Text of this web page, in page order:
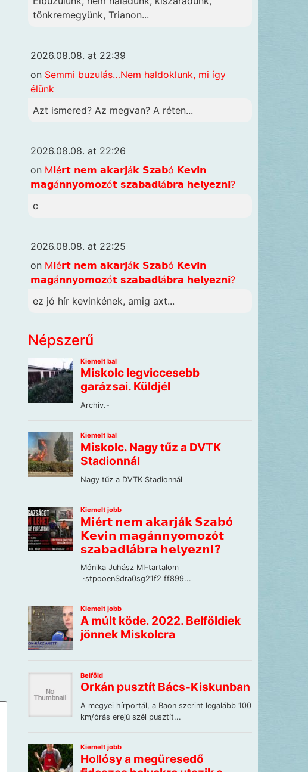
tönkremegyünk, Trianon...
2026.08.08. at 22:39
on Semmi buzulás…Nem haldoklunk, mi így
élünk
Azt ismered? Az megvan? A réten...
2026.08.08. at 22:26
on M𝗶é𝗿𝘁 𝗻𝗲𝗺 𝗮𝗸𝗮𝗿𝗷á𝗸 𝗦𝘇𝗮𝗯ó 𝗞𝗲𝘃𝗶𝗻
𝗺𝗮𝗴á𝗻𝗻𝘆𝗼𝗺𝗼𝘇ó𝘁 𝘀𝘇𝗮𝗯𝗮𝗱𝗹á𝗯𝗿𝗮 𝗵𝗲𝗹𝘆𝗲𝘇𝗻𝗶?
c
2026.08.08. at 22:25
on M𝗶é𝗿𝘁 𝗻𝗲𝗺 𝗮𝗸𝗮𝗿𝗷á𝗸 𝗦𝘇𝗮𝗯ó 𝗞𝗲𝘃𝗶𝗻
𝗺𝗮𝗴á𝗻𝗻𝘆𝗼𝗺𝗼𝘇ó𝘁 𝘀𝘇𝗮𝗯𝗮𝗱𝗹á𝗯𝗿𝗮 𝗵𝗲𝗹𝘆𝗲𝘇𝗻𝗶?
ez jó hír kevinkének, amig axt...
Népszerű